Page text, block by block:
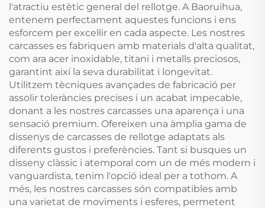
l'atractiu estètic general del rellotge. A Baoruihua,
entenem perfectament aquestes funcions i ens
esforcem per excel·lir en cada aspecte. Les nostres
carcasses es fabriquen amb materials d'alta qualitat,
com ara acer inoxidable, titani i metalls preciosos,
garantint així la seva durabilitat i longevitat.
Utilitzem tècniques avançades de fabricació per
assolir toleràncies precises i un acabat impecable,
donant a les nostres carcasses una aparença i una
sensació premium. Ofereixen una àmplia gama de
dissenys de carcasses de rellotge adaptats als
diferents gustos i preferències. Tant si busques un
disseny clàssic i atemporal com un de més modern i
vanguardista, tenim l'opció ideal per a tothom. A
més, les nostres carcasses són compatibles amb
una varietat de moviments i esferes, permetent